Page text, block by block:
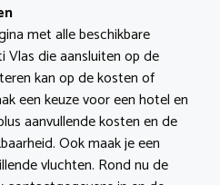
met alle beschikbare
Vlas die aansluiten op de
kan op de kosten of
een keuze voor een hotel en
aanvullende kosten en de
Ook maak je een
vluchten. Rond nu de